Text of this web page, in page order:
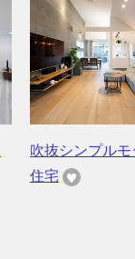
吹抜シンプルモ
住宅